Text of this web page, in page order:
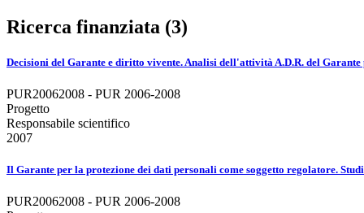
Ricerca finanziata (3)
Decisioni del Garante e diritto vivente. Analisi dell'attività A.D.R. del
PUR20062008 - PUR 2006-2008
Progetto
Responsabile scientifico
2007
Il Garante per la protezione dei dati personali come soggetto regolatore.
PUR20062008 - PUR 2006-2008